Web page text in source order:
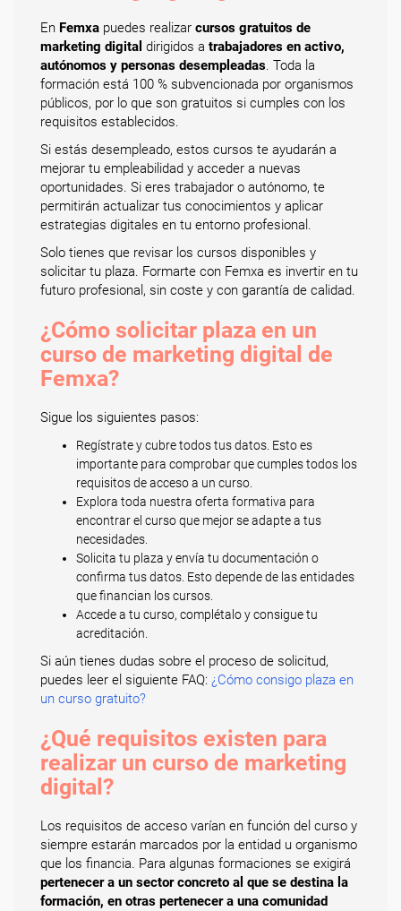
En Femxa puedes realizar cursos gratuitos de
marketing digital dirigidos a trabajadores en activo,
autónomos y personas desempleadas. Toda la
formación está 100 % subvencionada por organismos
públicos, por lo que son gratuitos si cumples con los
requisitos establecidos.
Si estás desempleado, estos cursos te ayudarán a
mejorar tu empleabilidad y acceder a nuevas
oportunidades. Si eres trabajador o autónomo, te
permitirán actualizar tus conocimientos y aplicar
estrategias digitales en tu entorno profesional.
Solo tienes que revisar los cursos disponibles y
solicitar tu plaza. Formarte con Femxa es invertir en tu
futuro profesional, sin coste y con garantía de calidad.
¿Cómo solicitar plaza en un
curso de marketing digital de
Femxa?
Sigue los siguientes pasos:
Regístrate y cubre todos tus datos. Esto es
importante para comprobar que cumples todos los
requisitos de acceso a un curso.
Explora toda nuestra oferta formativa para
encontrar el curso que mejor se adapte a tus
necesidades.
Solicita tu plaza y envía tu documentación o
confirma tus datos. Esto depende de las entidades
que financian los cursos.
Accede a tu curso, complétalo y consigue tu
acreditación.
Si aún tienes dudas sobre el proceso de solicitud,
puedes leer el siguiente FAQ: ¿Cómo consigo plaza en
un curso gratuito?
¿Qué requisitos existen para
realizar un curso de marketing
digital?
Los requisitos de acceso varían en función del curso y
siempre estarán marcados por la entidad u organismo
que los financia. Para algunas formaciones se exigirá
pertenecer a un sector concreto al que se destina la
formación, en otras pertenecer a una comunidad